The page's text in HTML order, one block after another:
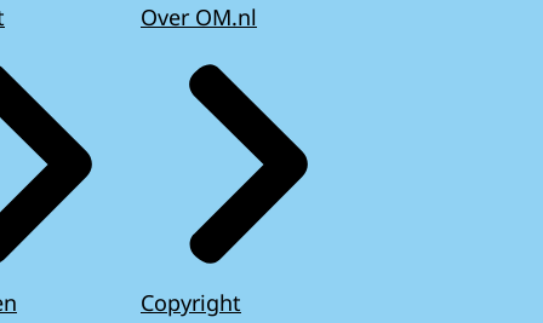
Over OM.nl
Copyright